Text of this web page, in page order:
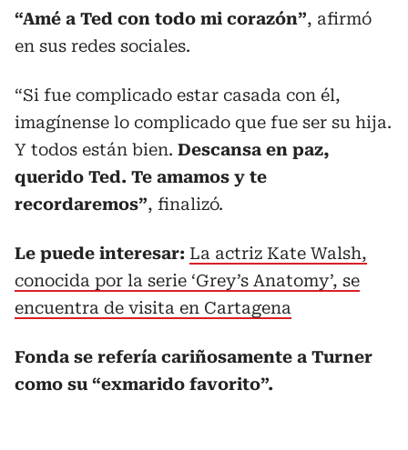
“Amé a Ted con todo mi corazón”, afirmó
en sus redes sociales.
“Si fue complicado estar casada con él,
imagínense lo complicado que fue ser su hija.
Y todos están bien. Descansa en paz,
querido Ted. Te amamos y te
recordaremos”, finalizó.
Le puede interesar: La actriz Kate Walsh,
conocida por la serie ‘Grey’s Anatomy’, se
encuentra de visita en Cartagena
Fonda se refería cariñosamente a Turner
como su “exmarido favorito”.